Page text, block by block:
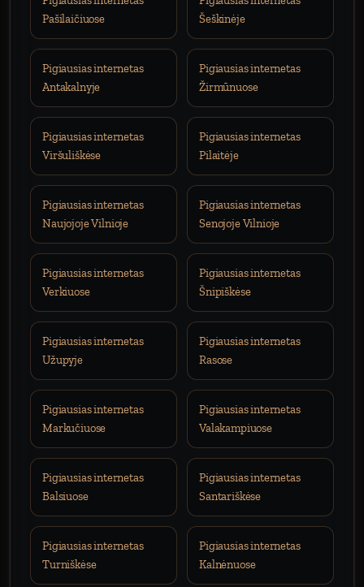
Pašilaičiuose
Šeškinėje
Pigiausias internetas
Antakalnyje
Pigiausias internetas
Žirmūnuose
Pigiausias internetas
Viršuliškėse
Pigiausias internetas
Pilaitėje
Pigiausias internetas
Naujojoje Vilnioje
Pigiausias internetas
Senojoje Vilnioje
Pigiausias internetas
Verkiuose
Pigiausias internetas
Šnipiškėse
Pigiausias internetas
Užupyje
Pigiausias internetas
Rasose
Pigiausias internetas
Markučiuose
Pigiausias internetas
Valakampiuose
Pigiausias internetas
Balsiuose
Pigiausias internetas
Santariškėse
Pigiausias internetas
Turniškėse
Pigiausias internetas
Kalnėnuose